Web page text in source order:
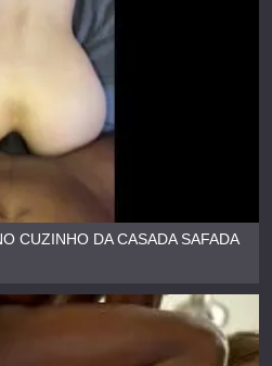
CUZINHO DA CASADA SAFADA